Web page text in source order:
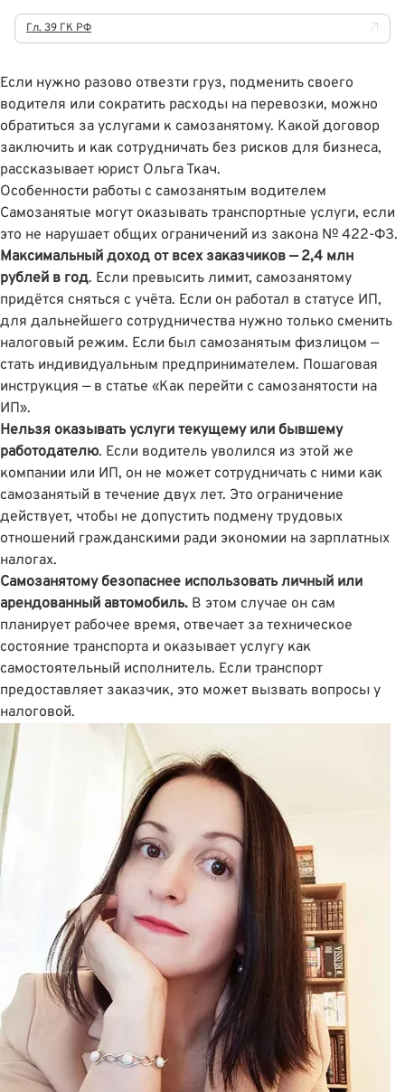
Если нужно разово отвезти груз, подменить своего
водителя или сократить расходы на перевозки, можно
обратиться за услугами к самозанятому. Какой договор
заключить и как сотрудничать без рисков для бизнеса,
рассказывает юрист Ольга Ткач.
Особенности работы с самозанятым водителем
Самозанятые могут оказывать транспортные услуги, если
это не нарушает общих ограничений из закона № 422-ФЗ.
Максимальный доход от всех заказчиков — 2,4 млн
рублей в год. Если превысить лимит, самозанятому
придётся сняться с учёта. Если он работал в статусе ИП,
для дальнейшего сотрудничества нужно только сменить
налоговый режим. Если был самозанятым физлицом —
стать индивидуальным предпринимателем. Пошаговая
инструкция — в статье «Как перейти с самозанятости на
ИП».
Нельзя оказывать услуги текущему или бывшему
работодателю. Если водитель уволился из этой же
компании или ИП, он не может сотрудничать с ними как
самозанятый в течение двух лет. Это ограничение
действует, чтобы не допустить подмену трудовых
отношений гражданскими ради экономии на зарплатных
налогах.
Самозанятому безопаснее использовать личный или
арендованный автомобиль. В этом случае он сам
планирует рабочее время, отвечает за техническое
состояние транспорта и оказывает услугу как
самостоятельный исполнитель. Если транспорт
предоставляет заказчик, это может вызвать вопросы у
налоговой.
Гл. 39 ГК РФ